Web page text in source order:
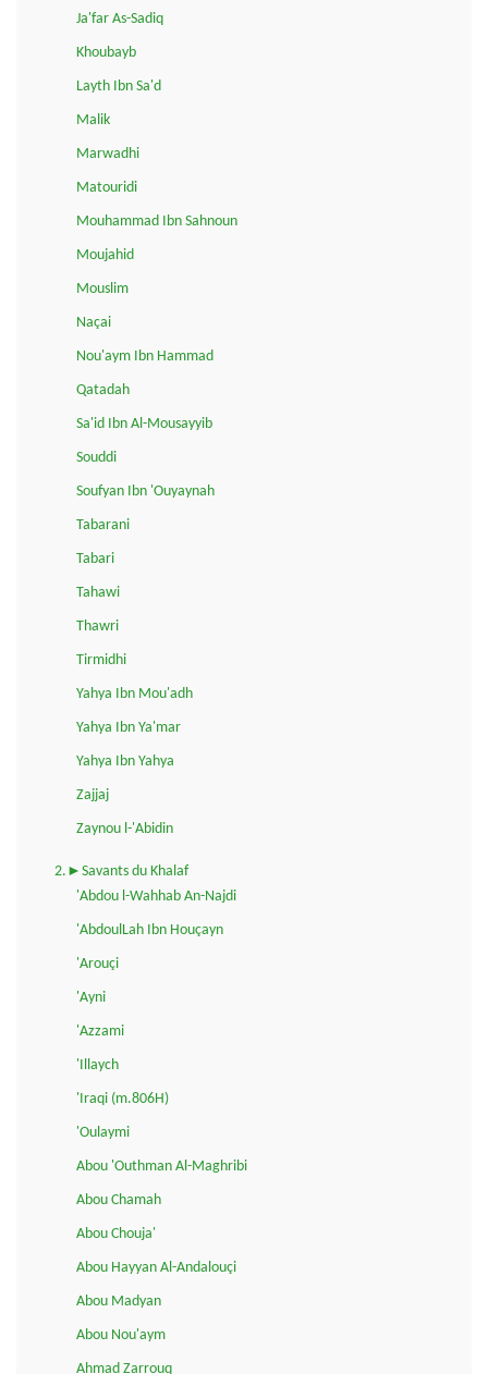
Ja'far As-Sadiq
Khoubayb
Layth Ibn Sa'd
Malik
Marwadhi
Matouridi
Mouhammad Ibn Sahnoun
Moujahid
Mouslim
Naçai
Nou'aym Ibn Hammad
Qatadah
Sa'id Ibn Al-Mousayyib
Souddi
Soufyan Ibn 'Ouyaynah
Tabarani
Tabari
Tahawi
Thawri
Tirmidhi
Yahya Ibn Mou'adh
Yahya Ibn Ya'mar
Yahya Ibn Yahya
Zajjaj
Zaynou l-'Abidin
2.►Savants du Khalaf
'Abdou l-Wahhab An-Najdi
'AbdoulLah Ibn Houçayn
'Arouçi
'Ayni
'Azzami
'Illaych
'Iraqi (m.806H)
'Oulaymi
Abou 'Outhman Al-Maghribi
Abou Chamah
Abou Chouja'
Abou Hayyan Al-Andalouçi
Abou Madyan
Abou Nou'aym
Ahmad Zarrouq